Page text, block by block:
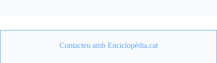
Contacteu amb Enciclopèdia.cat